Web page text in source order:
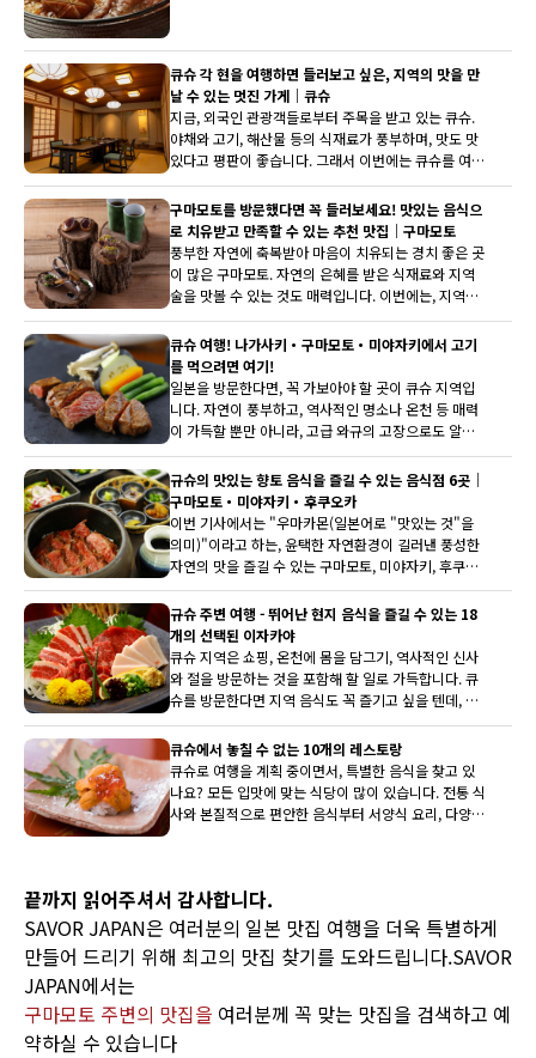
수 있는 가게를 선정했습니다.
큐슈 각 현을 여행하면 들러보고 싶은, 지역의 맛을 만
날 수 있는 멋진 가게｜큐슈
지금, 외국인 관광객들로부터 주목을 받고 있는 큐슈.
야채와 고기, 해산물 등의 식재료가 풍부하며, 맛도 맛
있다고 평판이 좋습니다. 그래서 이번에는 큐슈를 여행
하면 들러보고 싶은, 지역의 맛을 만날 수 있는 가게를
5곳 선정했습니다. 각 지역의 특색이 나타난 요리들을,
꼭 체험해 보세요.
구마모토를 방문했다면 꼭 들러보세요! 맛있는 음식으
로 치유받고 만족할 수 있는 추천 맛집｜구마모토
풍부한 자연에 축복받아 마음이 치유되는 경치 좋은 곳
이 많은 구마모토. 자연의 은혜를 받은 식재료와 지역
술을 맛볼 수 있는 것도 매력입니다. 이번에는, 지역산
와규와 엄선된 식재료를 사용하여 참신한 요리를 제공
하는 구마모토 시내의 가게를 소개합니다. 여유롭게 편
안하게 쉬면서, 구마모토에서의 맛있는 시간을 만끽하
세요.
큐슈 여행! 나가사키・구마모토・미야자키에서 고기
를 먹으려면 여기!
일본을 방문한다면, 꼭 가보아야 할 곳이 큐슈 지역입
니다. 자연이 풍부하고, 역사적인 명소나 온천 등 매력
이 가득할 뿐만 아니라, 고급 와규의 고장으로도 알려
져 있습니다. 그래서 큐슈 지역에서 추천하는 고기 요
리점을 선정했습니다. 야키니쿠나 모츠나베, 철판구이
등 다양한 스타일로 즐길 수 있는 5곳. 큐슈 여행은 맛
있는 고기 요리로 결정입니다.
규슈의 맛있는 향토 음식을 즐길 수 있는 음식점 6곳｜
구마모토・미야자키・후쿠오카
이번 기사에서는 "우마카몬(일본어로 "맛있는 것"을
의미)"이라고 하는, 윤택한 자연환경이 길러낸 풍성한
자연의 맛을 즐길 수 있는 구마모토, 미야자키, 후쿠오
카의 추천 맛집을 소개합니다. 신선한 해산물부터 현지
야채와 특산품까지, 지역의 맛을 강조한 식문화를 경험
할 수 있습니다. 이러한 추천 레스토랑을 알고 있다면
일본 여행이 더욱 즐거워질 것입니다.
규슈 주변 여행 - 뛰어난 현지 음식을 즐길 수 있는 18
개의 선택된 이자카야
큐슈 지역은 쇼핑, 온천에 몸을 담그기, 역사적인 신사
와 절을 방문하는 것을 포함해 할 일로 가득합니다. 큐
슈를 방문한다면 지역 음식도 꼭 즐기고 싶을 텐데, 여
기 이 지역 특유의 미식을 즐길 수 있는 추천 이자카야
18곳이 있습니다.
큐슈에서 놓칠 수 없는 10개의 레스토랑
큐슈로 여행을 계획 중이면서, 특별한 음식을 찾고 있
나요? 모든 입맛에 맞는 식당이 많이 있습니다. 전통 식
사와 본질적으로 편안한 음식부터 서양식 요리, 다양한
끝까지 읽어주셔서 감사합니다.
SAVOR JAPAN은 여러분의 일본 맛집 여행을 더욱 특별하게
만들어 드리기 위해 최고의 맛집 찾기를 도와드립니다.SAVOR
JAPAN에서는
구마모토 주변의 맛집을 여러분께 꼭 맞는 맛집을 검색하고 예
약하실 수 있습니다